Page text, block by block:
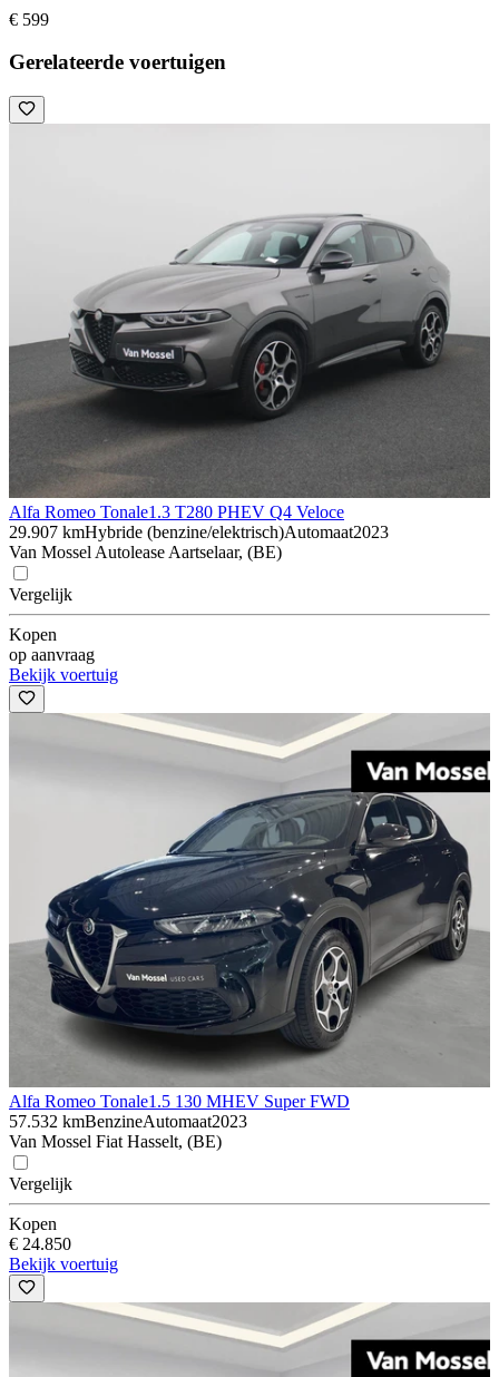
€ 599
Gerelateerde voertuigen
Alfa Romeo Tonale1.3 T280 PHEV Q4 Veloce
29.907 kmHybride (benzine/elektrisch)Automaat2023
Van Mossel Autolease Aartselaar, (BE)
Vergelijk
Kopen
op aanvraag
Bekijk voertuig
Alfa Romeo Tonale1.5 130 MHEV Super FWD
57.532 kmBenzineAutomaat2023
Van Mossel Fiat Hasselt, (BE)
Vergelijk
Kopen
€ 24.850
Bekijk voertuig